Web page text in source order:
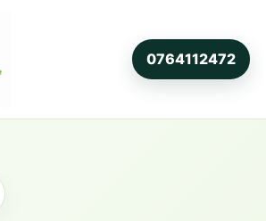
0764112472